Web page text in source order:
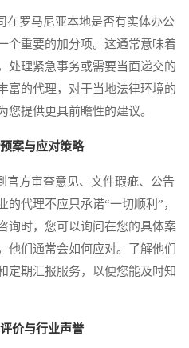
罗马尼亚本地是否有实体办公
个重要的加分项。这通常意味着
处理紧急事务或需要当面递交的
富的代理，对于当地法律环境的
您提供更具前瞻性的建议。
案与应对策略
方审查意见、文件瑕疵、公告
代理不应只承诺“一切顺利”，
询时，您可以询问在您的具体案
他们通常会如何应对。了解他们
定期汇报服务，以便您能及时知
价与行业声誉